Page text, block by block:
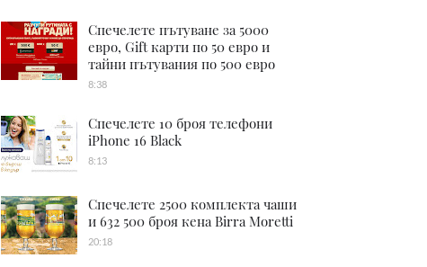
Спечелете пътуване за 5000
евро, Gift карти по 50 евро и
тайни пътувания по 500 евро
8:38
Спечелете 10 броя телефони
iPhone 16 Black
8:13
Спечелете 2500 комплекта чаши
и 632 500 броя кена Birra Moretti
20:18